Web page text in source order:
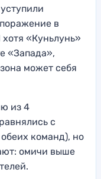
в
«Куньлунь»
«Запада»,
может себя
из 4
с
команд), но
омичи выше